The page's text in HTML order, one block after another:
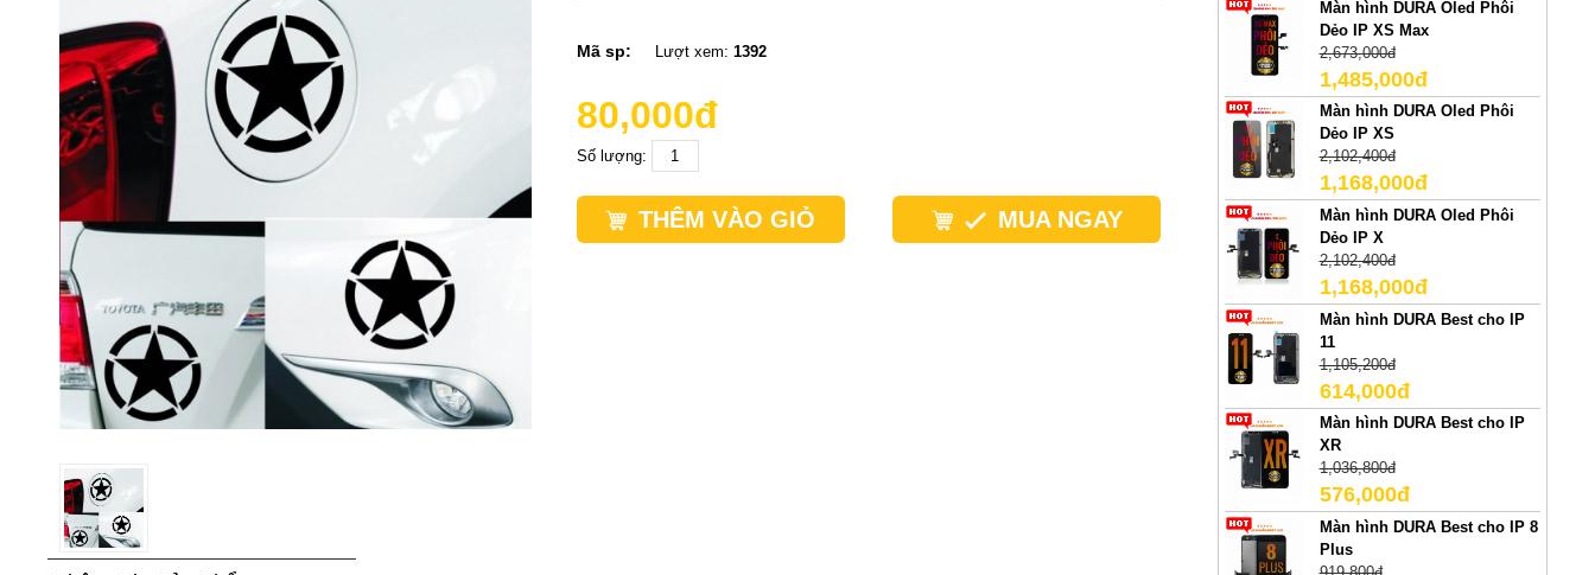
Mã sp: Lượt xem: 1392
80,000đ
Số lượng:
THÊM VÀO GIỎ MUA NGAY
Màn hình DURA Oled Phôi
Dẻo IP XS Max
2,673,000đ
1,485,000đ
Màn hình DURA Oled Phôi
Dẻo IP XS
2,102,400đ
1,168,000đ
Màn hình DURA Oled Phôi
Dẻo IP X
2,102,400đ
1,168,000đ
Màn hình DURA Best cho IP
11
1,105,200đ
614,000đ
Màn hình DURA Best cho IP
XR
1,036,800đ
576,000đ
Màn hình DURA Best cho IP 8
Plus